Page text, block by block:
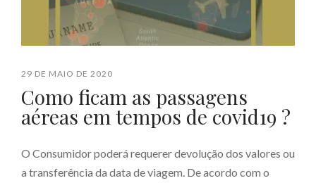
29 DE MAIO DE 2020
Como ficam as passagens
aéreas em tempos de covid19 ?
O Consumidor poderá requerer devolução dos valores ou
a transferência da data de viagem. De acordo com o